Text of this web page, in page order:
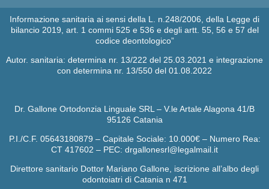
Informazione sanitaria ai sensi della L. n.248/2006, della Legge di
bilancio 2019, art. 1 commi 525 e 536 e degli artt. 55, 56 e 57 del
codice deontologico”
Autor. sanitaria: determina nr. 13/222 del 25.03.2021 e integrazione
con determina nr. 13/550 del 01.08.2022
Dr. Gallone Ortodonzia Linguale SRL – V.le Artale Alagona 41/B
95126 Catania
P.I./C.F. 05643180879 – Capitale Sociale: 10.000€ – Numero Rea:
CT 417602 – PEC: drgallonesrl@legalmail.it
Direttore sanitario Dottor Mariano Gallone, iscrizione all’albo degli
odontoiatri di Catania n 471